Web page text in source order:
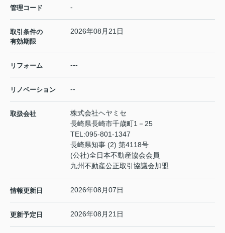
管理コード -
取引条件の
有効期限
2026年08月21日
リフォーム ---
リノベーション --
取扱会社
株式会社ヘヤミセ
長崎県長崎市千歳町1－25
TEL:095-801-1347
長崎県知事 (2) 第4118号
(公社)全日本不動産協会会員
九州不動産公正取引協議会加盟
情報更新日 2026年08月07日
更新予定日 2026年08月21日